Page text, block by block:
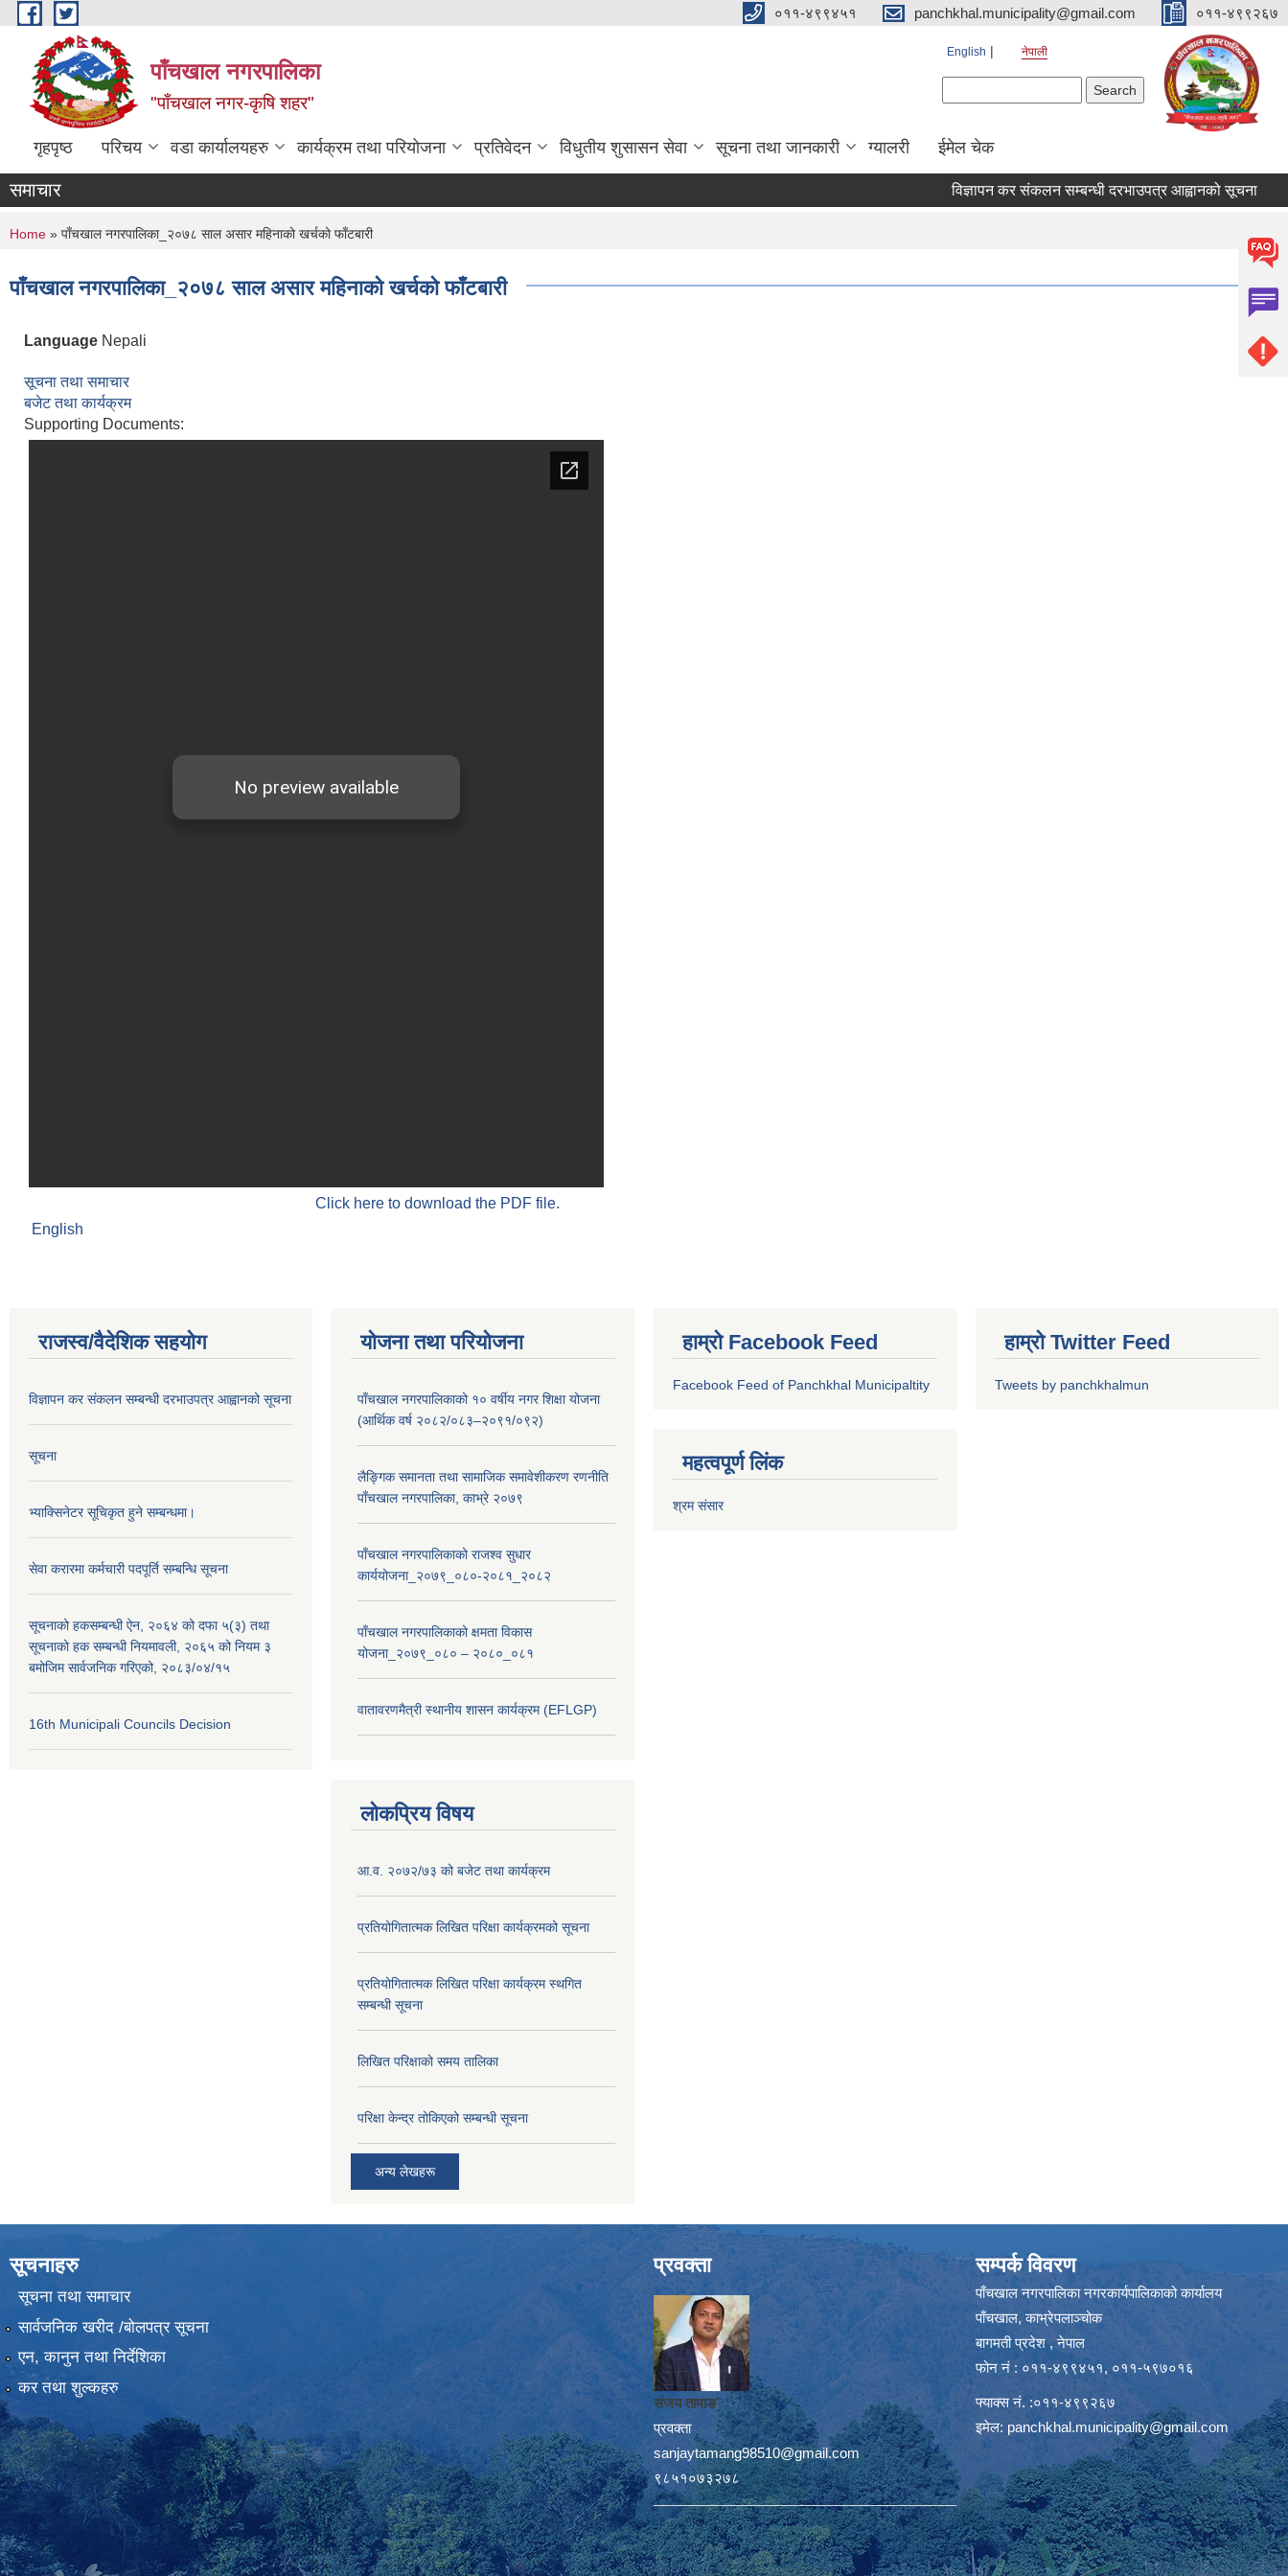
Skip to main content ०११-४९९४५१ panchkhal.municipality@gmail.com ०११-४९९२६७
पाँचखाल नगरपालिका
"पाँचखाल नगर-कृषि शहर"
English नेपाली
गृहपृष्ठ परिचय वडा कार्यालयहरु कार्यक्रम तथा परियोजना प्रतिवेदन विधुतीय शुसासन सेवा सूचना तथा जानकारी ग्यालरी ईमेल चेक
समाचार विज्ञापन कर संकलन सम्बन्धी दरभाउपत्र आह्वानको सूचना
You are here
Home » पाँचखाल नगरपालिका_२०७८ साल असार महिनाको खर्चको फाँटबारी
पाँचखाल नगरपालिका_२०७८ साल असार महिनाको खर्चको फाँटबारी
Language Nepali
सूचना तथा समाचार
बजेट तथा कार्यक्रम
Supporting Documents:
Click here to download the PDF file.
English
राजस्व/वैदेशिक सहयोग
विज्ञापन कर संकलन सम्बन्धी दरभाउपत्र आह्वानको सूचना
सूचना
भ्याक्सिनेटर सूचिकृत हुने सम्बन्धमा।
सेवा करारमा कर्मचारी पदपूर्ति सम्बन्धि सूचना
सूचनाको हकसम्बन्धी ऐन, २०६४ को दफा ५(३) तथा
सूचनाको हक सम्बन्धी नियमावली, २०६५ को नियम ३
बमोजिम सार्वजनिक गरिएको, २०८३/०४/१५
16th Municipali Councils Decision
योजना तथा परियोजना
पाँचखाल नगरपालिकाको १० वर्षीय नगर शिक्षा योजना
(आर्थिक वर्ष २०८२/०८३–२०९१/०९२)
लैङ्गिक समानता तथा सामाजिक समावेशीकरण रणनीति
पाँचखाल नगरपालिका, काभ्रे २०७९
पाँचखाल नगरपालिकाको राजश्व सुधार
कार्ययोजना_२०७९_०८०-२०८१_२०८२
पाँचखाल नगरपालिकाको क्षमता विकास
योजना_२०७९_०८० – २०८०_०८१
वातावरणमैत्री स्थानीय शासन कार्यक्रम (EFLGP)
लोकप्रिय विषय
आ.व. २०७२/७३ को बजेट तथा कार्यक्रम
प्रतियोगितात्मक लिखित परिक्षा कार्यक्रमको सूचना
प्रतियोगितात्मक लिखित परिक्षा कार्यक्रम स्थगित
सम्बन्धी सूचना
लिखित परिक्षाको समय तालिका
परिक्षा केन्द्र तोकिएको सम्बन्धी सूचना
अन्य लेखहरू
हाम्रो Facebook Feed
Facebook Feed of Panchkhal Municipaltity
महत्वपूर्ण लिंक
श्रम संसार
हाम्रो Twitter Feed
Tweets by panchkhalmun
सूचनाहरु
सूचना तथा समाचार
सार्वजनिक खरीद /बोलपत्र सूचना
एन, कानुन तथा निर्देशिका
कर तथा शुल्कहरु
प्रवक्ता
संजय तामाङ
प्रवक्ता
sanjaytamang98510@gmail.com
९८५१०७३२७८
सम्पर्क विवरण
पाँचखाल नगरपालिका नगरकार्यपालिकाको कार्यालय
पाँचखाल, काभ्रेपलाञ्चोक
बागमती प्रदेश , नेपाल
फोन नं : ०११-४९९४५१, ०११-५९७०१६
फ्याक्स नं. :०११-४९९२६७
इमेल: panchkhal.municipality@gmail.com